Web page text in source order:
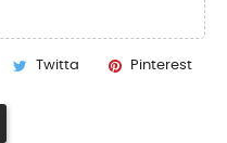
Twitta Pinterest